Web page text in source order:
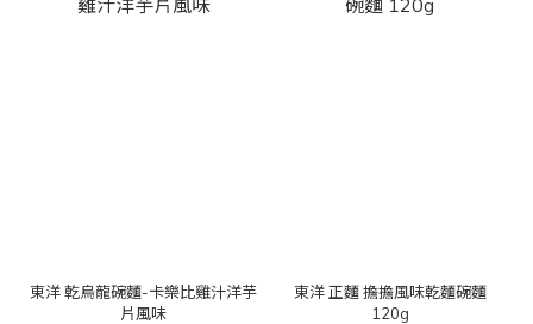
東洋 乾烏龍碗麵-卡樂比雞汁洋芋
片風味
東洋 正麵 擔擔風味乾麵碗麵
120g